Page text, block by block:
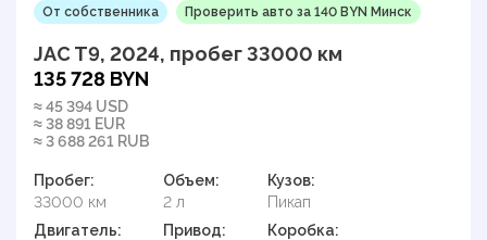
От собственника Проверить авто за 140 BYN Минск
JAC T9, 2024, пробег 33000 км
135 728 BYN
≈ 45 394 USD
≈ 38 891 EUR
≈ 3 688 261 RUB
Пробег:
33000 км
Объем:
2 л
Кузов:
Пикап
Двигатель:
Привод:
Коробка: